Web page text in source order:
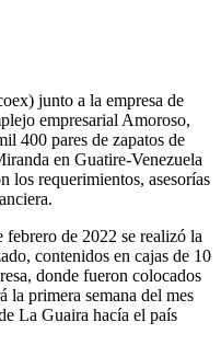
junto a la empresa de
empresarial Amoroso,
400 pares de zapatos de
en Guatire-Venezuela
los requerimientos, asesorías
febrero de 2022 se realizó la
contenidos en cajas de 10
donde fueron colocados
la primera semana del mes
La Guaira hacía el país